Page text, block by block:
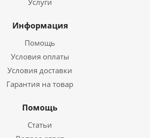
Услуги
Информация
Помощь
Условия оплаты
Условия доставки
Гарантия на товар
Помощь
Статьи